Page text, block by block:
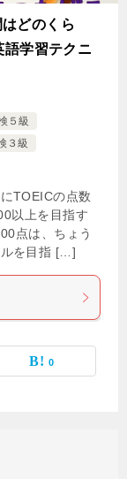
どのくら
語学習テクニ
５級
３級
TOEICの点数
以上を目指す
点は、ちょう
ルを目指 […]
0